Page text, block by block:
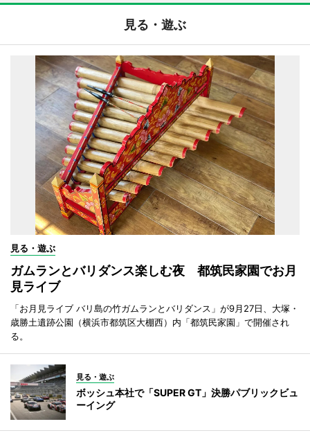
見る・遊ぶ
見る・遊ぶ
ガムランとバリダンス楽しむ夜 都筑民家園でお月
見ライブ
「お月見ライブ バリ島の竹ガムランとバリダンス」が9月27日、大塚・
歳勝土遺跡公園（横浜市都筑区大棚西）内「都筑民家園」で開催され
る。
見る・遊ぶ
ボッシュ本社で「SUPER GT」決勝パブリックビュ
ーイング